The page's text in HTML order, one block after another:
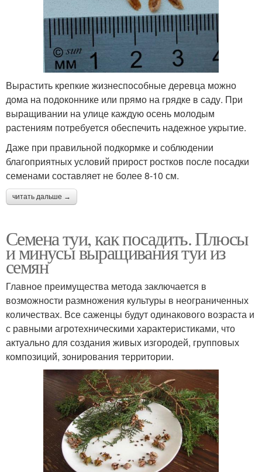
Вырастить крепкие жизнеспособные деревца можно
дома на подоконнике или прямо на грядке в саду. При
выращивании на улице каждую осень молодым
растениям потребуется обеспечить надежное укрытие.
Даже при правильной подкормке и соблюдении
благоприятных условий прирост ростков после посадки
семенами составляет не более 8-10 см.
читать дальше →
Семена туи, как посадить. Плюсы
и минусы выращивания туи из
семян
Главное преимущества метода заключается в
возможности размножения культуры в неограниченных
количествах. Все саженцы будут одинакового возраста и
с равными агротехническими характеристиками, что
актуально для создания живых изгородей, групповых
композиций, зонирования территории.